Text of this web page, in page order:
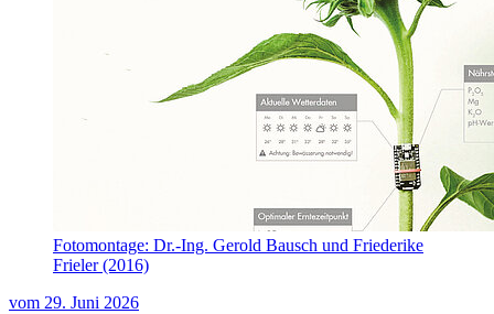
Fotomontage: Dr.-Ing. Gerold Bausch und Friederike
Frieler (2016)
vom 29. Juni 2026